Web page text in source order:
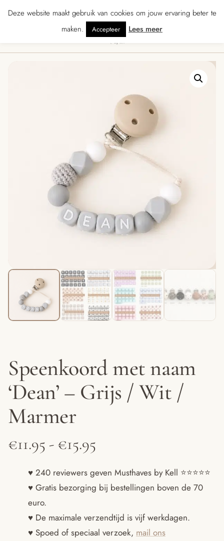
· Gratis verzending vanaf € 70 · Gratis kaartje met je bestelling •
Speenkoord met naam
‘Dean’ – Grijs / Wit /
Marmer
€11.95 - €15.95
€11.95
tot
€15.95
♥ 240 reviewers geven Musthaves by Kell ⭐️⭐️⭐️⭐️⭐️
♥ Gratis bezorging bij bestellingen boven de 70
euro.
♥ De maximale verzendtijd is vijf werkdagen.
♥ Spoed of speciaal verzoek, mail ons
Deze website maakt gebruik van cookies om jouw ervaring beter te
maken.
Accepteer Lees meer